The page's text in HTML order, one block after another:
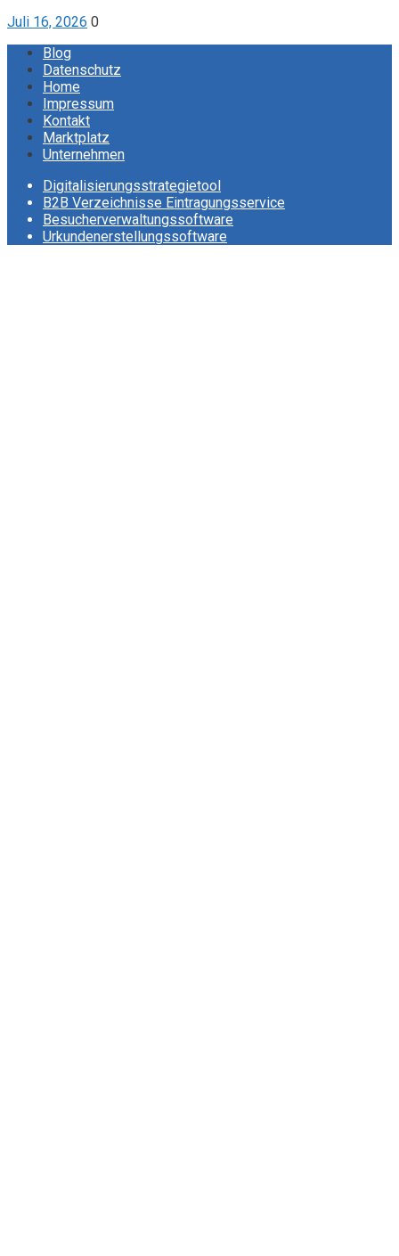
Juli 16, 2026 0
Blog
Datenschutz
Home
Impressum
Kontakt
Marktplatz
Unternehmen
Digitalisierungsstrategietool
B2B Verzeichnisse Eintragungsservice
Besucherverwaltungssoftware
Urkundenerstellungssoftware